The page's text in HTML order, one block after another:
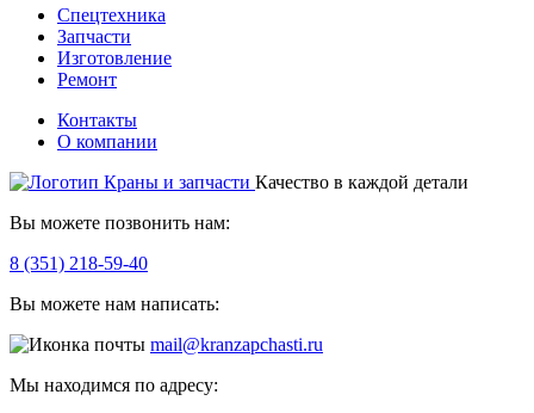
Спецтехника
Запчасти
Изготовление
Ремонт
Контакты
О компании
Качество в каждой детали
Вы можете позвонить нам:
8 (351) 218-59-40
Вы можете нам написать:
mail@kranzapchasti.ru
Мы находимся по адресу: